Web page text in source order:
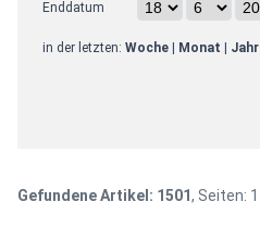
Enddatum
in der letzten: Woche| Monat Jahr
Gefundene Artikel: 1501, Seiten: 1